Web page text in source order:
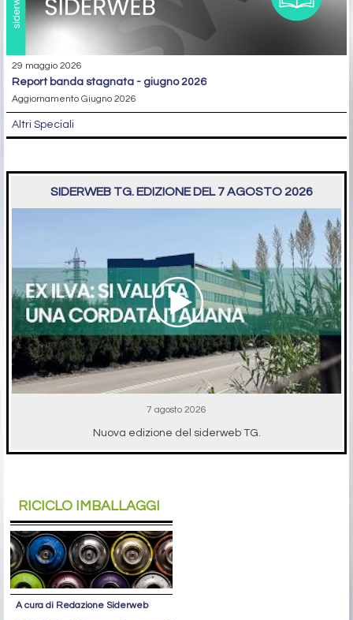
29 maggio 2026
report banda stagnata - giugno 2026
Aggiornamento Giugno 2026
Altri Speciali
SIDERWEB TG. EDIZIONE DEL 7 AGOSTO 2026
7 agosto 2026
Nuova edizione del siderweb TG.
RICICLO IMBALLAGGI
A cura di Redazione Siderweb